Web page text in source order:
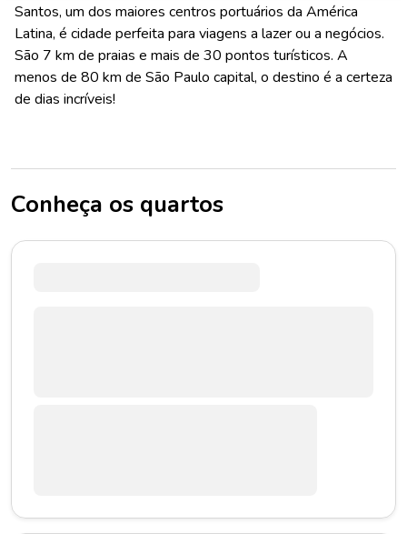
Santos, um dos maiores centros portuários da América
Latina, é cidade perfeita para viagens a lazer ou a negócios.
São 7 km de praias e mais de 30 pontos turísticos. A
menos de 80 km de São Paulo capital, o destino é a certeza
de dias incríveis!
Conheça os quartos